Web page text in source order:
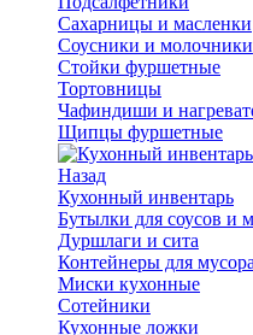
Сахарницы и масленки
Соусники и молочники
Стойки фуршетные
Тортовницы
Чафиндиши и
Щипцы фуршетные
Назад
Кухонный инвентарь
Бутылки для соусов и
Дуршлаги и сита
Контейнеры для мусора
Миски кухонные
Сотейники
Кухонные ложки